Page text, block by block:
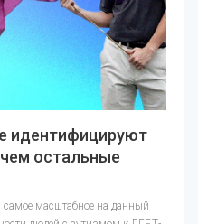
идентифицируют
остальные
масштабное на данный